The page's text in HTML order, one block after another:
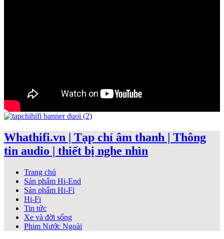
Whathifi.vn | Tạp chí âm thanh | Thông
tin audio | thiết bị nghe nhìn
Trang chủ
Sản phẩm Hi-End
Sản phẩm Hi-Fi
Hi-Fi
Tin tức
Xe và đời sống
Phim Nước Ngoài